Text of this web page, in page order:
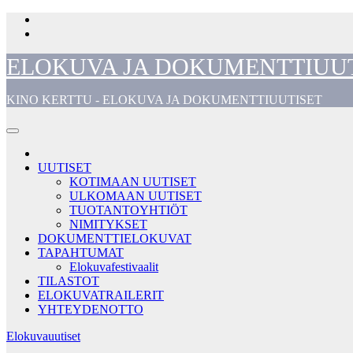
Skip
ELOKUVA JA
KINO KERTTU - ELOKUVA JA DOKUMENTTIUUTISET
UUTISET
KOTIMAAN UUTISET
ULKOMAAN UUTISET
TUOTANTOYHTIÖT
NIMITYKSET
DOKUMENTTIELOKUVAT
TAPAHTUMAT
Elokuvafestivaalit
TILASTOT
ELOKUVATRAILERIT
YHTEYDENOTTO
Elokuvauutiset